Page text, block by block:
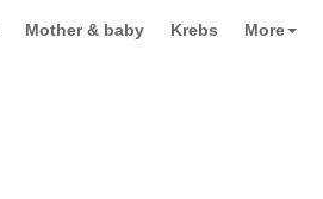
Mother & baby Krebs More